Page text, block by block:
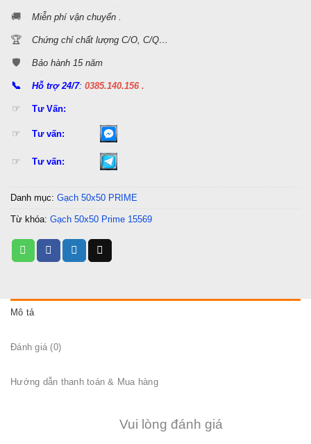
🚚 Miễn phí vận chuyển .
🏆 Chứng chỉ chất lượng C/O, C/Q…
🛡️ Bảo hành 15 năm
📞 Hỗ trợ 24/7:0385.140.156 .
☞ Tư Vấn:
☞ Tư vấn:
☞ Tư vấn:
Danh mục: Gạch 50x50 PRIME
Từ khóa: Gạch 50x50 Prime 15569
Mô tả
Đánh giá (0)
Hướng dẫn thanh toán & Mua hàng
Vui lòng đánh giá